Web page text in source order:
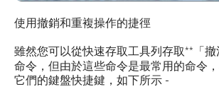
使用撤銷和重複操作的捷徑
雖然您可以從快速存取工具列存取**「撤
命令，但由於這些命令是最常用的命令
它們的鍵盤快捷鍵，如下所示 -